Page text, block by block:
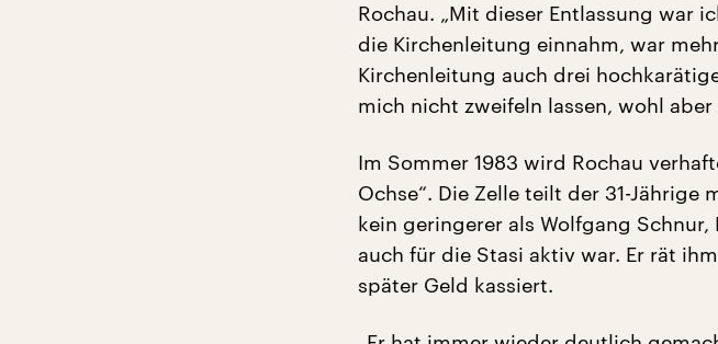
Rochau. „Mit dieser Entlassung war
die Kirchenleitung einnahm, war
Kirchenleitung auch drei
mich nicht zweifeln lassen, wohl aber
Im Sommer 1983 wird Rochau
Ochse“. Die Zelle teilt der 31-
kein geringerer als Wolfgang
auch für die Stasi aktiv war. Er rät
später Geld kassiert.